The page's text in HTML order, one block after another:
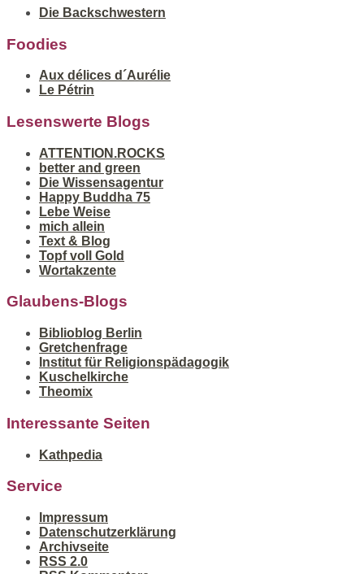
Die Backschwestern
Foodies
Aux délices d´Aurélie
Le Pétrin
Lesenswerte Blogs
ATTENTION.ROCKS
better and green
Die Wissensagentur
Happy Buddha 75
Lebe Weise
mich allein
Text & Blog
Topf voll Gold
Wortakzente
Glaubens-Blogs
Biblioblog Berlin
Gretchenfrage
Institut für Religionspädagogik
Kuschelkirche
Theomix
Interessante Seiten
Kathpedia
Service
Impressum
Datenschutzerklärung
Archivseite
RSS 2.0